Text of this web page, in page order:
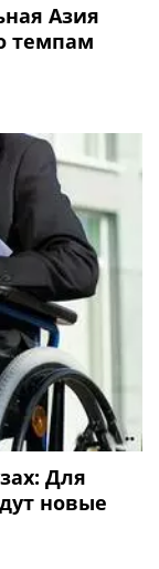
Азия
темпам
Для
новые